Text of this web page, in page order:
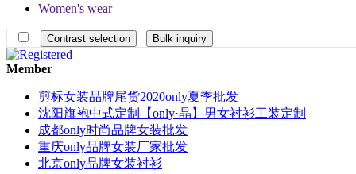
Women's wear
Member
剪标女装品牌尾货2020only夏季批发
沈阳旗袍中式定制【only·晶】男女衬衫工装定制
成都only时尚品牌女装批发
重庆only品牌女装厂家批发
北京only品牌女装衬衫